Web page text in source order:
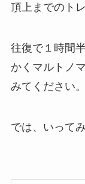
頂上までのト
往復で１時間
かくマルトノ
みてください。
では、いって